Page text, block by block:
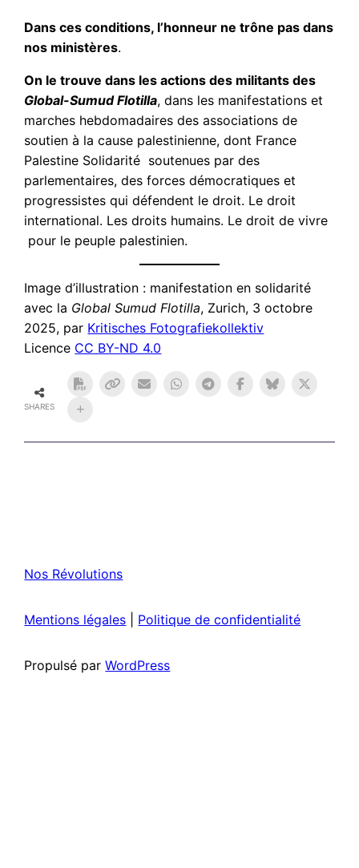
Dans ces conditions, l’honneur ne trône pas dans
nos ministères.
On le trouve dans les actions des militants des
Global-Sumud Flotilla, dans les manifestations et
marches hebdomadaires des associations de
soutien à la cause palestinienne, dont France
Palestine Solidarité soutenues par des
parlementaires, des forces démocratiques et
progressistes qui défendent le droit. Le droit
international. Les droits humains. Le droit de vivre
pour le peuple palestinien.
Image d’illustration : manifestation en solidarité
avec la Global Sumud Flotilla, Zurich, 3 octobre
2025, par Kritisches Fotografiekollektiv
Licence CC BY-ND 4.0
SHARES
Nos Révolutions
Mentions légales Politique de confidentialité
Propulsé parWordPress